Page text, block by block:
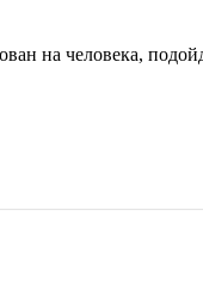
на человека,